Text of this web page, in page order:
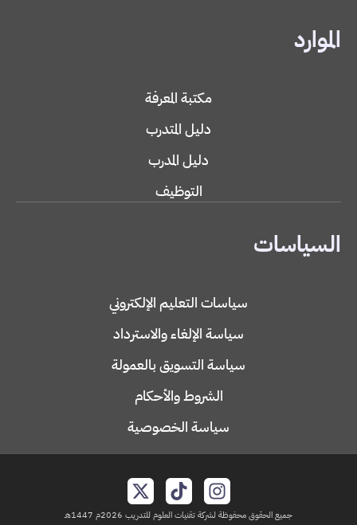
الموارد
مكتبة المعرفة
دليل المتدرب
دليل المدرب
التوظيف
السياسات
سياسات التعليم الإلكتروني
سياسة الإلغاء والاسترداد
سياسة التسويق بالعمولة
الشروط والأحكام
سياسة الخصوصية
جميع الحقوق محفوظة لشركة تقنيات العلوم للتدريب 2026م 1447هـ